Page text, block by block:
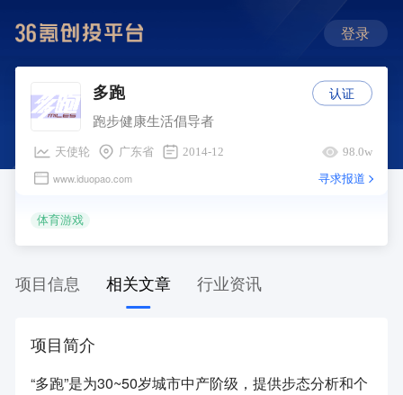
登录
多跑
跑步健康生活倡导者
天使轮 广东省 2014-12 98.0w
www.iduopao.com 寻求报道
体育游戏
认证
项目信息 相关文章 行业资讯
项目简介
“多跑”是为30~50岁城市中产阶级，提供步态分析和个